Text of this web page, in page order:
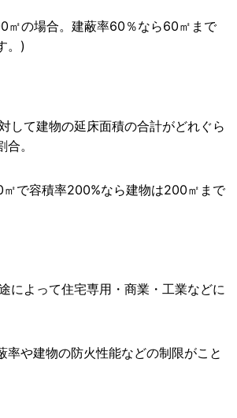
㎡の場合。建蔽率60％なら60㎡まで
。)
して建物の延床面積の合計がどれぐら
。
㎡で容積率200%なら建物は200㎡まで
によって住宅専用・商業・工業などに
率や建物の防火性能などの制限がこと